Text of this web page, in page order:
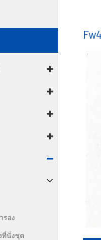
เค
ชุ
รอง
ที่นั่งชุด